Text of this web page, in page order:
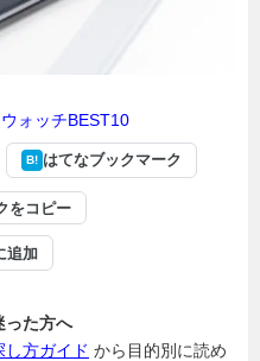
ォッチBEST10
B! はてなブックマーク
をコピー
追加
った方へ
し方ガイド から目的別に読め